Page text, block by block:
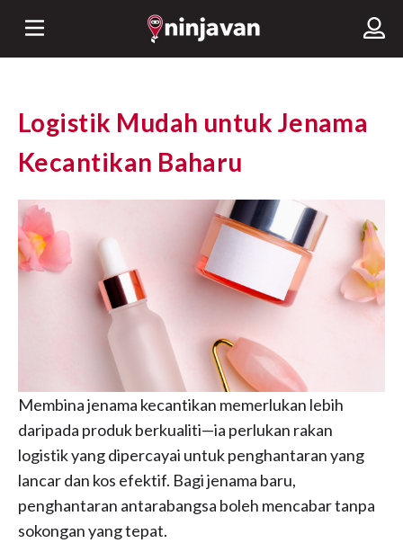
Logistik Mudah untuk Jenama
Kecantikan Baharu
Membina jenama kecantikan memerlukan lebih
daripada produk berkualiti—ia perlukan rakan
logistik yang dipercayai untuk penghantaran yang
lancar dan kos efektif. Bagi jenama baru,
penghantaran antarabangsa boleh mencabar tanpa
sokongan yang tepat.